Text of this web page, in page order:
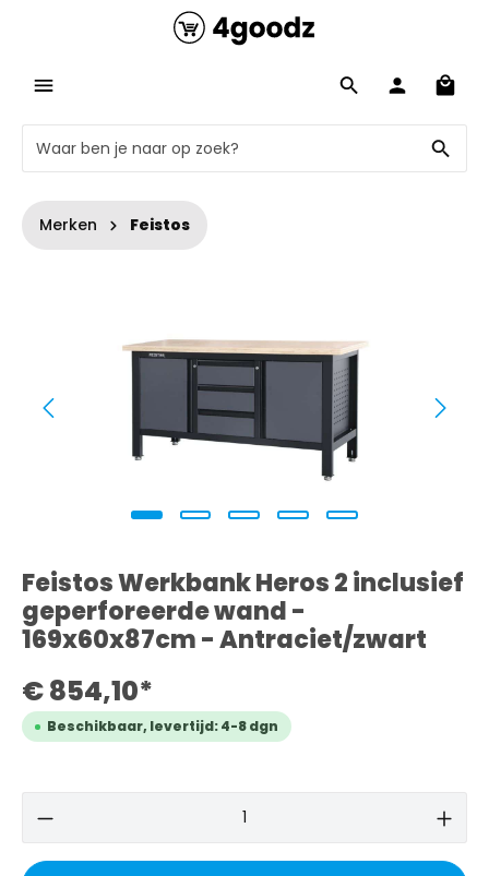
Merken Feistos
Feistos Werkbank Heros 2 inclusief
geperforeerde wand -
169x60x87cm - Antraciet/zwart
€ 854,10*
Beschikbaar, levertijd: 4-8 dgn